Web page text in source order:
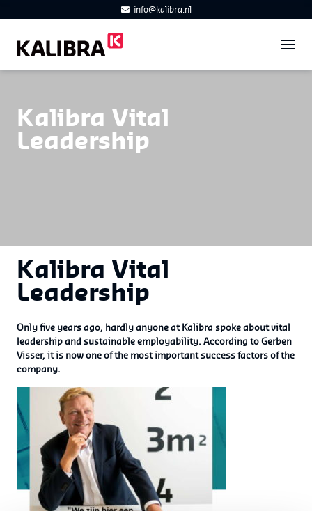
info@kalibra.nl
Kalibra Vital
Leadership
Kalibra Vital
Leadership
Only five years ago, hardly anyone at Kalibra spoke about vital
leadership and sustainable employability. According to Gerben
Visser, it is now one of the most important success factors of the
company.